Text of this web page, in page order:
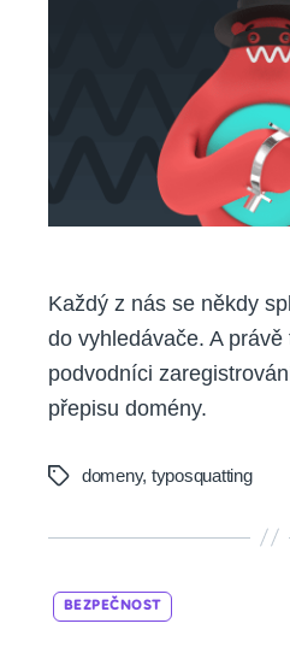
domény:
Hrozba
váš
web?
Každý z nás se někdy
do vyhledávače. A
podvodníci
přepisu domény.
Tagsdomeny, typosquatting
BEZPEČNOST